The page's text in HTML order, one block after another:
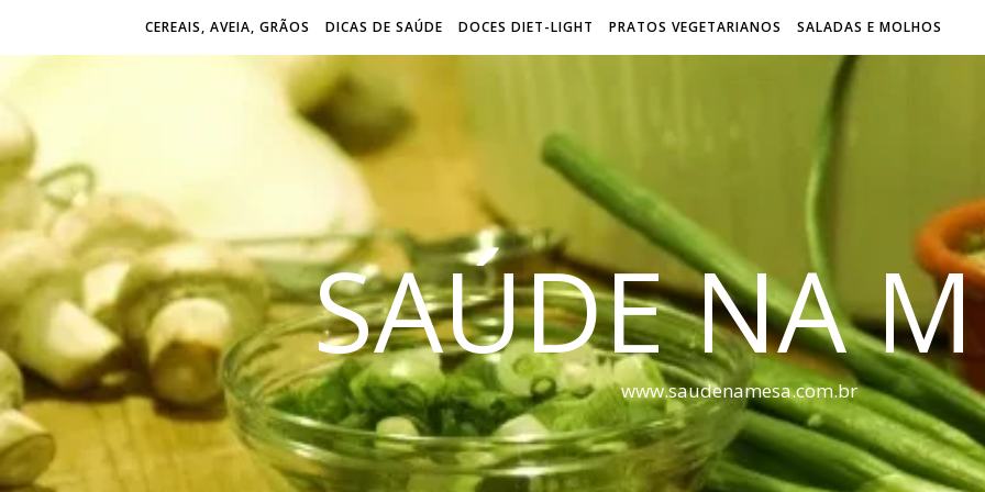
CEREAIS, AVEIA, GRÃOS DICAS DE SAÚDE DOCES DIET-LIGHT PRATOS VEGETARIANOS SALADAS E MOLHOS
SAÚDE NA
www.saudenamesa.com.br